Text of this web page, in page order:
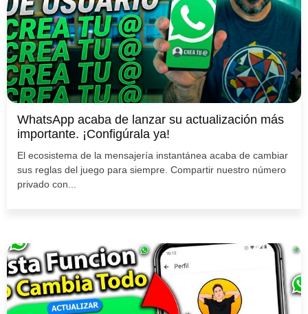
WhatsApp acaba de lanzar su actualización más
importante. ¡Configúrala ya!
El ecosistema de la mensajería instantánea acaba de cambiar
sus reglas del juego para siempre. Compartir nuestro número
privado con...